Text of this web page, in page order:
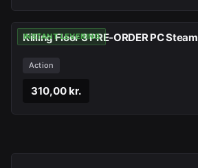
INSTANT LEVERING
Killing Floor 3 PRE-ORDER PC Steam
Action
310,00 kr.